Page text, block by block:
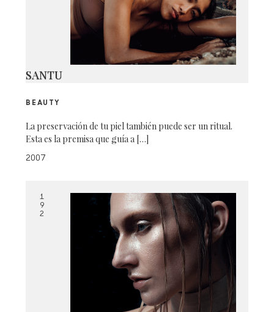
SANTU
BEAUTY
La preservación de tu piel también puede ser un ritual.
Esta es la premisa que guía a […]
2007
1
9
2